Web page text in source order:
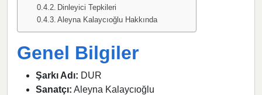
Dinleyici Tepkileri
Aleyna Kalaycıoğlu Hakkında
Genel Bilgiler
Şarkı Adı: DUR
Sanatçı: Aleyna Kalaycıoğlu